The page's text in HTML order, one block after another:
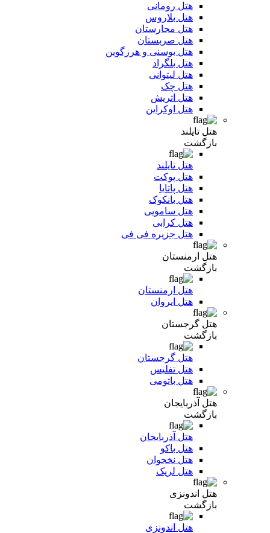
هتل رومانی
هتل بلاروس
هتل مجارستان
هتل صربستان
هتل بوسنی و هرزگوین
هتل بلگراد
هتل لیتوانی
هتل چک
هتل اتریش
هتل اوکراین
هتل تایلند
بازگشت
هتل تایلند
هتل پوکت
هتل پاتایا
هتل بانکوک
هتل سامویی
هتل کرابی
هتل جزیره فی فی
هتل ارمنستان
بازگشت
هتل ارمنستان
هتل ایروان
هتل گرجستان
بازگشت
هتل گرجستان
هتل تفلیس
هتل باتومی
هتل آذربایجان
بازگشت
هتل آذربایجان
هتل باکو
هتل نخجوان
هتل لریک
هتل اندونزی
بازگشت
هتل اندونزی